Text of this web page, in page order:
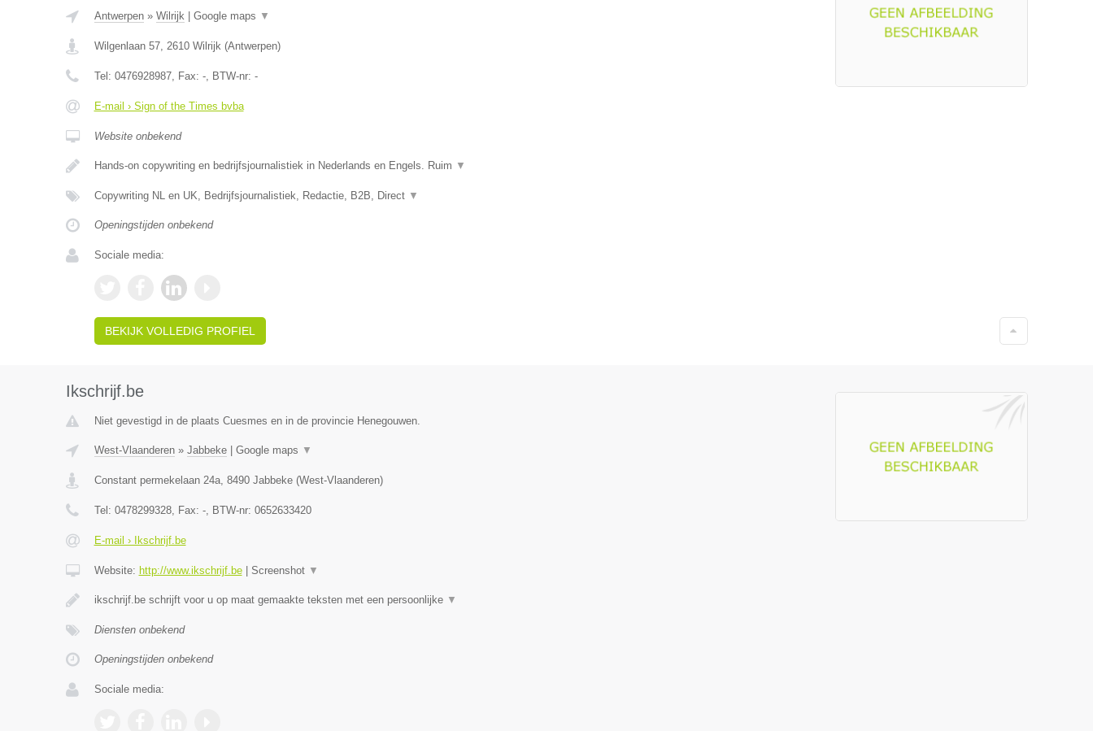
Antwerpen» Wilrijk| Google maps ▼
Wilgenlaan 57, 2610 Wilrijk(Antwerpen)
Tel: 0476928987, Fax: -, BTW-nr: -
E-mail › Sign of the Times bvba
Website onbekend
Hands-on copywriting en bedrijfsjournalistiek in Nederlands en Engels. Ruim ▼
Copywriting NL en UK, Bedrijfsjournalistiek, Redactie, B2B, Direct ▼
Openingstijden onbekend
Sociale media:
BEKIJK VOLLEDIG PROFIEL
Ikschrijf.be
Niet gevestigd in de plaats Cuesmes en in de provincie Henegouwen.
West-Vlaanderen» Jabbeke| Google maps ▼
Constant permekelaan 24a, 8490 Jabbeke(West-Vlaanderen)
Tel: 0478299328, Fax: -, BTW-nr: 0652633420
E-mail › Ikschrijf.be
Website: http://www.ikschrijf.be| Screenshot ▼
ikschrijf.be schrijft voor u op maat gemaakte teksten met een persoonlijke ▼
Diensten onbekend
Openingstijden onbekend
Sociale media: